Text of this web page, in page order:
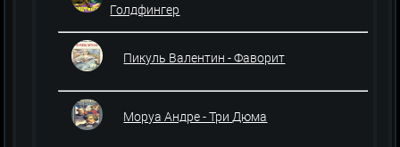
Голдфингер
Пикуль Валентин - Фаворит
Моруа Андре - Три Дюма